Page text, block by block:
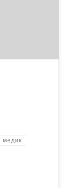
медик